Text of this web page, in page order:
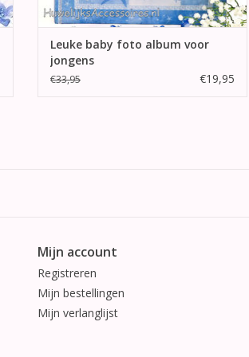
Leuke baby foto album voor
jongens
€33,95 €19,95
Mijn account
Registreren
Mijn bestellingen
Mijn verlanglijst